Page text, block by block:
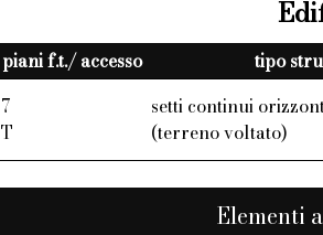
piani f.t./ accesso tipo
7
T
setti continui
(terreno voltato)
Elementi